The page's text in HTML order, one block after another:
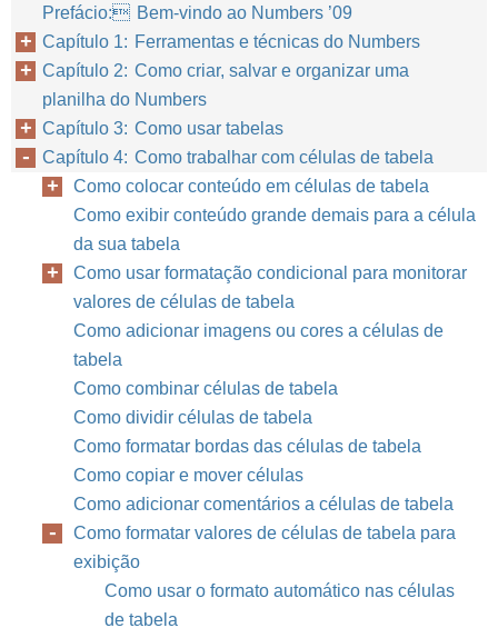
Prefácio: Bem-vindo ao Numbers ’09
Capítulo 1: Ferramentas e técnicas do Numbers
Capítulo 2: Como criar, salvar e organizar uma
planilha do Numbers
Capítulo 3: Como usar tabelas
Capítulo 4: Como trabalhar com células de tabela
Como colocar conteúdo em células de tabela
Como exibir conteúdo grande demais para a célula
da sua tabela
Como usar formatação condicional para monitorar
valores de células de tabela
Como adicionar imagens ou cores a células de
tabela
Como combinar células de tabela
Como dividir células de tabela
Como formatar bordas das células de tabela
Como copiar e mover células
Como adicionar comentários a células de tabela
Como formatar valores de células de tabela para
exibição
Como usar o formato automático nas células
de tabela